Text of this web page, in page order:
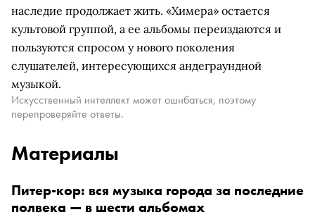
наследие продолжает жить. «Химера» остается
культовой группой, а ее альбомы переиздаются и
пользуются спросом у нового поколения
слушателей, интересующихся андеграундной
музыкой.
Искусственный интеллект может ошибаться, поэтому
перепроверяйте ответы.
Материалы
Питер-кор: вся музыка города за последние
полвека — в шести альбомах